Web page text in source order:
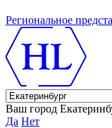
Региональное
Ваш город
Да Нет